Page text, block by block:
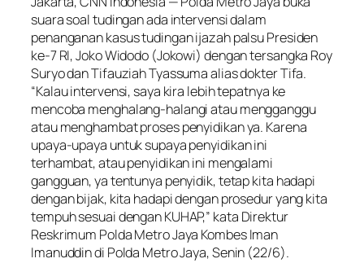
suara soal tudingan ada intervensi dalam
penanganan kasus tudingan ijazah palsu Presiden
ke-7 RI, Joko Widodo (Jokowi) dengan tersangka Roy
Suryo dan Tifauziah Tyassuma alias dokter Tifa.
“Kalau intervensi, saya kira lebih tepatnya ke
mencoba menghalang-halangi atau mengganggu
atau menghambat proses penyidikan ya. Karena
upaya-upaya untuk supaya penyidikan ini
terhambat, atau penyidikan ini mengalami
gangguan, ya tentunya penyidik, tetap kita hadapi
dengan bijak, kita hadapi dengan prosedur yang kita
tempuh sesuai dengan KUHAP,” kata Direktur
Reskrimum Polda Metro Jaya Kombes Iman
Imanuddin di Polda Metro Jaya, Senin (22/6).